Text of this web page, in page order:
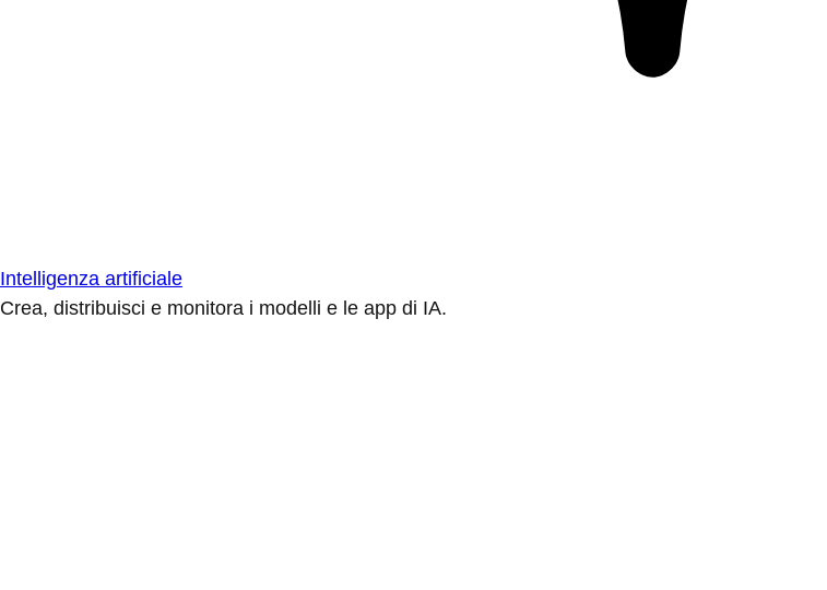
Intelligenza artificiale
Crea, distribuisci e monitora i modelli e le app di IA.